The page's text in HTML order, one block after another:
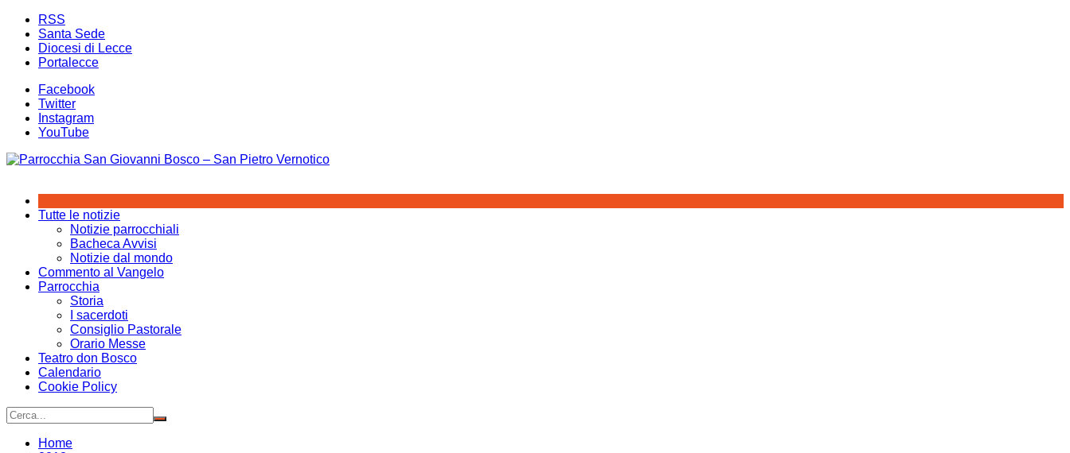
Salta
contenuto
RSS
Santa Sede
Diocesi di Lecce
Portalecce
Facebook
Twitter
Instagram
YouTube
Tutte le notizie
Notizie parrocchiali
Bacheca Avvisi
Notizie dal mondo
Commento al Vangelo
Parrocchia
Storia
I sacerdoti
Consiglio Pastorale
Orario Messe
Teatro don Bosco
Calendario
Cookie Policy
Home